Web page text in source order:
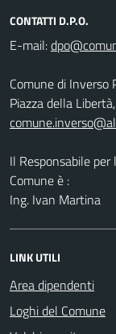
CONTATTI D.P.O.
E-mail:
Comune di Inverso
Piazza della
Il Responsabile
Comune è :
Ing. Ivan Martina
LINK UTILI
Area dipendenti
Loghi del Comune